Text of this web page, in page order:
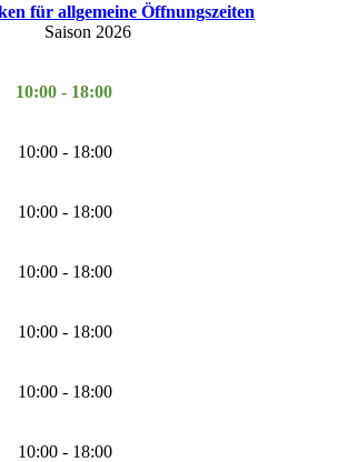
für allgemeine Öffnungszeiten
Saison 2026
10:00 - 18:00
10:00 - 18:00
10:00 - 18:00
10:00 - 18:00
10:00 - 18:00
10:00 - 18:00
10:00 - 18:00